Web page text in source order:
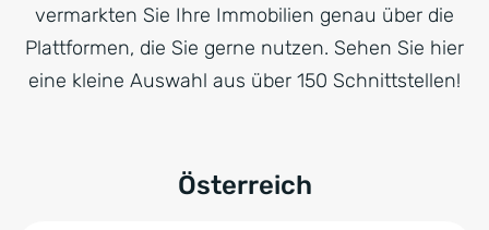
vermarkten Sie Ihre Immobilien genau über die
Plattformen, die Sie gerne nutzen. Sehen Sie hier
eine kleine Auswahl aus über 150 Schnittstellen!
Österreich